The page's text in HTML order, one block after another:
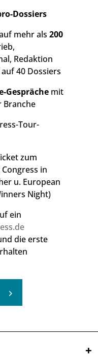
Dossiers
mehr als 200
Redaktion
40 Dossiers
Gespräche mit
Branche
Tour-
zum
in
u. European
Night)
ein
die erste